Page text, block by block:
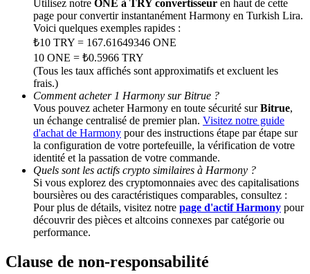
Deposit CASHCAT & Win
Share 500000 CASHCAT prize pool
Exclusive for BitMart Users
Register & Trade to Win 500,000 USDT
Precious Metals Trading Carnival
Trade Gold & Silver · 33,333 USDT Bonus
Utilisez notre ONE à TRY convertisseur en haut de cette
page pour convertir instantanément Harmony en Turkish Lira.
Voici quelques exemples rapides :
₺10 TRY = 167.61649346 ONE
10 ONE = ₺0.5966 TRY
(Tous les taux affichés sont approximatifs et excluent les
frais.)
Comment acheter 1 Harmony sur Bitrue ?
Vous pouvez acheter Harmony en toute sécurité surBitrue,
un échange centralisé de premier plan. Visitez notre guide
d'achat de Harmony pour des instructions étape par étape sur
la configuration de votre portefeuille, la vérification de votre
identité et la passation de votre commande.
Quels sont les actifs crypto similaires à Harmony ?
Si vous explorez des cryptomonnaies avec des capitalisations
boursières ou des caractéristiques comparables, consultez :
Pour plus de détails, visitez notre page d'actif Harmony pour
découvrir des pièces et altcoins connexes par catégorie ou
performance.
Clause de non-responsabilité